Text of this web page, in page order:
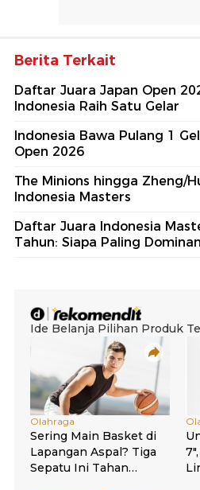
Berita Terkait
Daftar Juara Japan Open
Indonesia Raih Satu Gelar
Indonesia Bawa Pulang 1
Open 2026
The Minions hingga Zheng/
Indonesia Masters
Daftar Juara Indonesia
Tahun: Siapa Paling